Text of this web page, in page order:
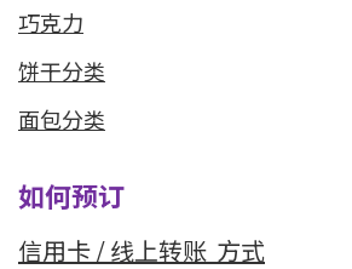
巧克力
饼干分类
面包分类
如何预订
信用卡 / 线上转账 方式